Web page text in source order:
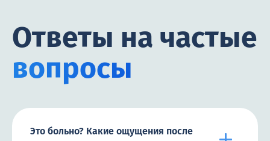
Ответы на частые
вопросы
Это больно? Какие ощущения после